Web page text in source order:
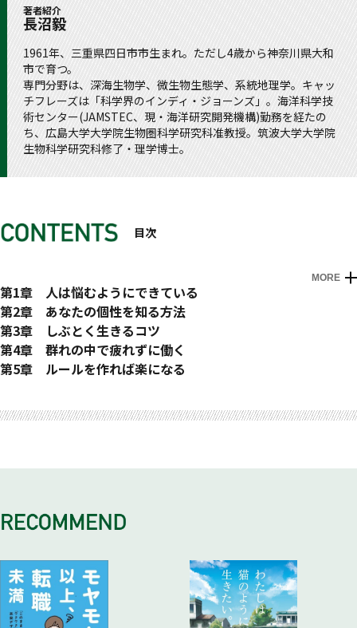
著者紹介
長沼毅
1961年、三重県四日市市生まれ。ただし4歳から神奈川県大和
市で育つ。
専門分野は、深海生物学、微生物生態学、系統地理学。キャッ
チフレーズは「科学界のインディ・ジョーンズ」。海洋科学技
術センター(JAMSTEC、現・海洋研究開発機構)勤務を経たの
ち、広島大学大学院生物圏科学研究科准教授。筑波大学大学院
生物科学研究科修了・理学博士。
目次
MORE
はじめに
第1章 人は悩むようにできている
1 疲れはてる人間の謎
2 人間の脳は６０００年前より劣化した
3 遺伝子を理解すれば生きやすくなる
4 人が好きになる「愛情遺伝子」
6 「暴力性遺伝子」で人は傷つけ合う
7 インターネットの世界は原始時代
9 ネアンデルタール人は歌って話した？
12 日本人は眠りがちな民族
14 「空気が読めない人」を理解する
15 遺伝子操作で完璧人間になれる？
16 チンパンジーも浮気する
17 技術をどう使うかはその人次第
第2章 あなたの個性を知る方法
1 遺伝子はあなたの個性も決める
2 遺伝子診断はどこまでわかる？
3 人にいつも言われることが自分の個性
5 アフリカで自分の何をアピールするか
6 「優秀さ」を測るモノサシは一つではない
8 与えられたものをどう使うか
第3章 しぶとく生きるコツ
1 どこまで頑張ればいい？
2 仕事はご飯を食べるため
4 プロにはなれる
5 働きに見合った対価はもらおう
7 辛い時はその先を見据える
10 頑張る勇気は、周囲からもらえる
第4章 群れの中で疲れずに働く
1 群れでストレスを感じるのは当然
3 嫌われないくらいがちょうどいい
4 男女平等混合のチームは人類史上初
6 ありのままに働ける場を探す
9 売上目標が社員を潰す
11 リーダーを決めるのは偶然
12 リーダーの個性が組織の個性になる
13 教育で遺伝子にスイッチが入る
第5章 ルールを作れば楽になる
2 人間を人間たらしめる「欲と恐れ」
3 脳をすっとばせるルールの力
5 戦いを避けるための「おもてなし」
8 感じるままに生きるために